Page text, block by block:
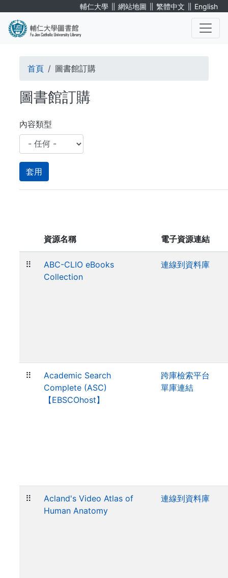
輔仁大學 ∥ 網站地圖 ∥ 繁體中文 ∥ English
導
連
結
首頁 圖書館訂購
圖書館訂購
內容類型
資源名稱 電子資源連結
⠿
ABC-CLIO eBooks
Collection
連線到資料庫
⠿
Academic Search
Complete (ASC)
【EBSCOhost】
跨庫檢索平台
單庫連結
⠿
Acland's Video Atlas of
Human Anatomy
連線到資料庫